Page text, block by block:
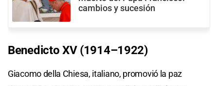
cambios y sucesión
Benedicto XV (1914–1922)
Giacomo della Chiesa, italiano, promovió la paz